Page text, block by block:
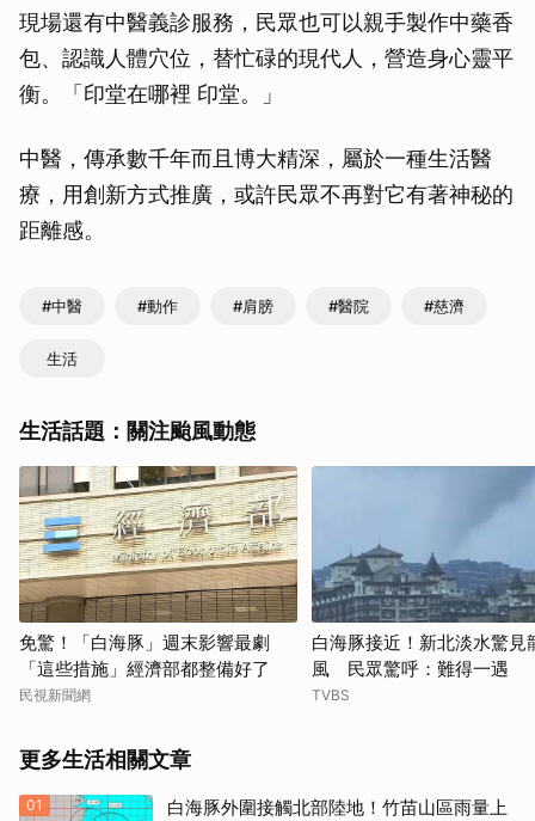
現場還有中醫義診服務，民眾也可以親手製作中藥香
包、認識人體穴位，替忙碌的現代人，營造身心靈平
衡。「印堂在哪裡 印堂。」
中醫，傳承數千年而且博大精深，屬於一種生活醫
療，用創新方式推廣，或許民眾不再對它有著神秘的
距離感。
#中醫 #動作 #肩膀 #醫院 #慈濟
生活
生活話題：關注颱風動態
免驚！「白海豚」週末影響最劇
「這些措施」經濟部都整備好了
民視新聞網
白海豚接近！新北淡水驚見
風 民眾驚呼：難得一遇
TVBS
更多生活相關文章
01 白海豚外圍接觸北部陸地！竹苗山區雨量上